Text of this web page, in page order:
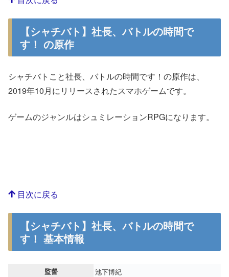
【シャチバト】社長、バトルの時間で
す！ の原作
シャチバトこと社長、バトルの時間です！の原作は、
2019年10月にリリースされたスマホゲームです。
ゲームのジャンルはシュミレーションRPGになります。
目次に戻る
【シャチバト】社長、バトルの時間で
す！ 基本情報
監督 池下博紀